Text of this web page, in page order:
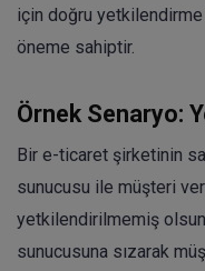
için doğru
öneme sahiptir.
Örnek Senaryo:
Bir e-ticaret şirketinin
sunucusu ile müşteri
yetkilendirilmemiş
sunucusuna sızarak